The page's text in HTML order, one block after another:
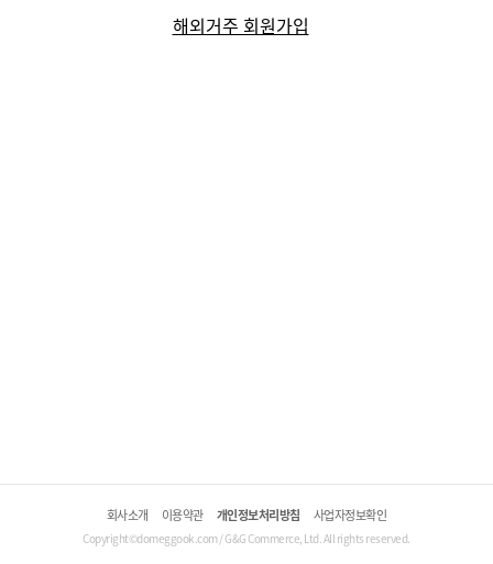
해외거주 회원가입
회사소개 이용약관 개인정보처리방침 사업자정보확인
Copyright©domeggook.com / G&G Commerce, Ltd. All rights reserved.